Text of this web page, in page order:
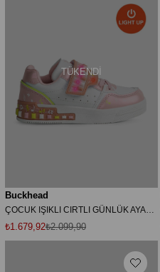
TÜKENDI
Buckhead
ÇOCUK IŞIKLI CIRTLI GÜNLÜK AYAKKABI BUCK3030 MELODY
₺1.679,92₺2.099,90